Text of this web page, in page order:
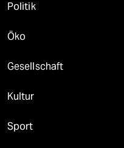
Politik
Öko
Gesellschaft
Kultur
Sport